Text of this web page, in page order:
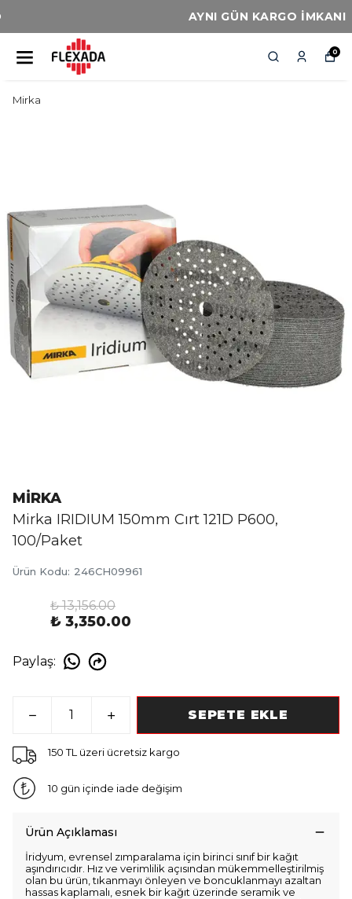
AYNI GÜN KARGO İMKANI
0
Mirka
MİRKA
Mirka IRIDIUM 150mm Cırt 121D P600,
100/Paket
Ürün Kodu: 246CH09961
₺ 13,156.00
₺ 3,350.00
Paylaş:
SEPETE EKLE
150 TL üzeri ücretsiz kargo
10 gün içinde iade değişim
Ürün Açıklaması
İridyum, evrensel zımparalama için birinci sınıf bir kağıt
aşındırıcıdır. Hız ve verimlilik açısından mükemmelleştirilmiş
olan bu ürün, tıkanmayı önleyen ve boncuklanmayı azaltan
hassas kaplamalı, esnek bir kağıt üzerinde seramik ve